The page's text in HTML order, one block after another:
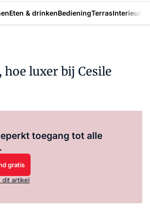
Eten & drinkenBedieningTerrasInterieur
hoe luxer bij Cesile
toegang tot alle
gratis
dit artikel